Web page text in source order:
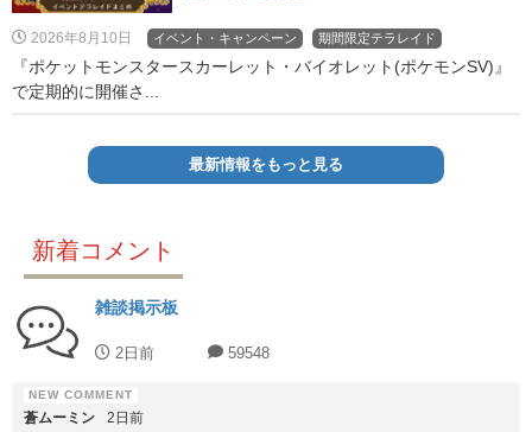
2026年8月10日 イベント・キャンペーン 期間限定テラレイド
『ポケットモンスタースカーレット・バイオレット(ポケモンSV)』
で定期的に開催さ...
最新情報をもっと見る
新着コメント
雑談掲示板
2日前 59548
蒼ムーミン 2日前